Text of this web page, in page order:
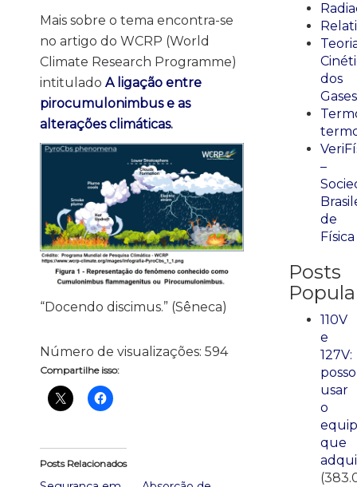
Mais sobre o tema encontra-se
no artigo do WCRP (World
Climate Research Programme)
intitulado A ligação entre
pirocumulonimbus e as
alterações climáticas.
“Docendo discimus.” (Sêneca)
Número de visualizações: 594
Compartilhe isso:
Posts Relacionados
dos
Gases
–
de
Física
Posts
110V
e
127V:
posso
usar
o
que